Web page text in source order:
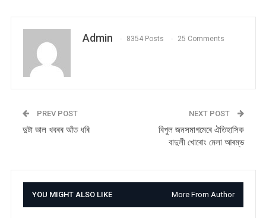
Admin 8354 Posts 25 Comments
PREV POST
দুটা ভাল খবৰৰ আঁত ধৰি
NEXT POST
বিপুল জনসমাগমেৰে ঐতিহাসিক
বাদুলী খোৰোং মেলা আৰম্ভ
YOU MIGHT ALSO LIKE More From Author